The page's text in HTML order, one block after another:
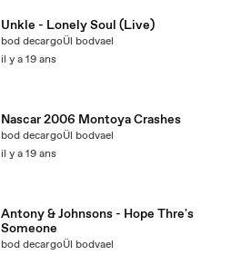
Unkle - Lonely Soul (Live)
bod decargoÜl bodvael
il y a 19 ans
Nascar 2006 Montoya Crashes
bod decargoÜl bodvael
il y a 19 ans
Antony & Johnsons - Hope Thre's
Someone
bod decargoÜl bodvael